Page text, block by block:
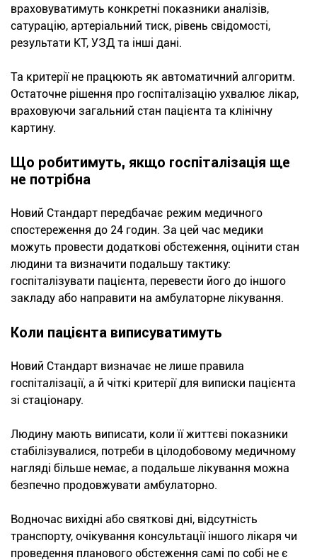
враховуватимуть конкретні показники аналізів,
сатурацію, артеріальний тиск, рівень свідомості,
результати КТ, УЗД та інші дані.
Та критерії не працюють як автоматичний алгоритм.
Остаточне рішення про госпіталізацію ухвалює лікар,
враховуючи загальний стан пацієнта та клінічну
картину.
Що робитимуть, якщо госпіталізація ще
не потрібна
Новий Стандарт передбачає режим медичного
спостереження до 24 годин. За цей час медики
можуть провести додаткові обстеження, оцінити стан
людини та визначити подальшу тактику:
госпіталізувати пацієнта, перевести його до іншого
закладу або направити на амбулаторне лікування.
Коли пацієнта виписуватимуть
Новий Стандарт визначає не лише правила
госпіталізації, а й чіткі критерії для виписки пацієнта
зі стаціонару.
Людину мають виписати, коли її життєві показники
стабілізувалися, потреби в цілодобовому медичному
нагляді більше немає, а подальше лікування можна
безпечно продовжувати амбулаторно.
Водночас вихідні або святкові дні, відсутність
транспорту, очікування консультації іншого лікаря чи
проведення планового обстеження самі по собі не є